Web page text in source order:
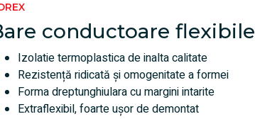
conductoare flexibile
Izolatie termoplastica de inalta calitate
Rezistență ridicată și omogenitate a formei
Forma dreptunghiulara cu margini intarite
Extraflexibil, foarte ușor de demontat